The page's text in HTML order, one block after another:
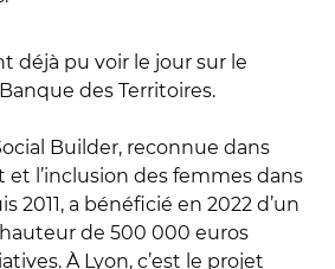
déjà pu voir le jour sur le
des Territoires.
Builder, reconnue dans
et l’inclusion des femmes dans
2011, a bénéficié en 2022 d’un
de 500 000 euros
À Lyon, c’est le projet